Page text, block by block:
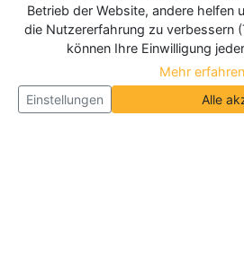
Betrieb der Website, andere helfen
die Nutzererfahrung zu verbessern
können Ihre Einwilligung
Mehr erfahren
Einstellungen
Alle